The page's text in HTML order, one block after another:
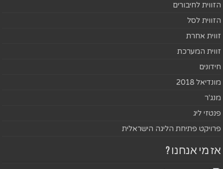
הזווית לחיבורים
הזווית לסל
זווית אחרת
זווית המערכת
חידונים
מונדיאל 2018
מנג'ר
פנטזי ליג
פרויקט פתיחת הליגה הישראלית
אז מי אנחנו ?